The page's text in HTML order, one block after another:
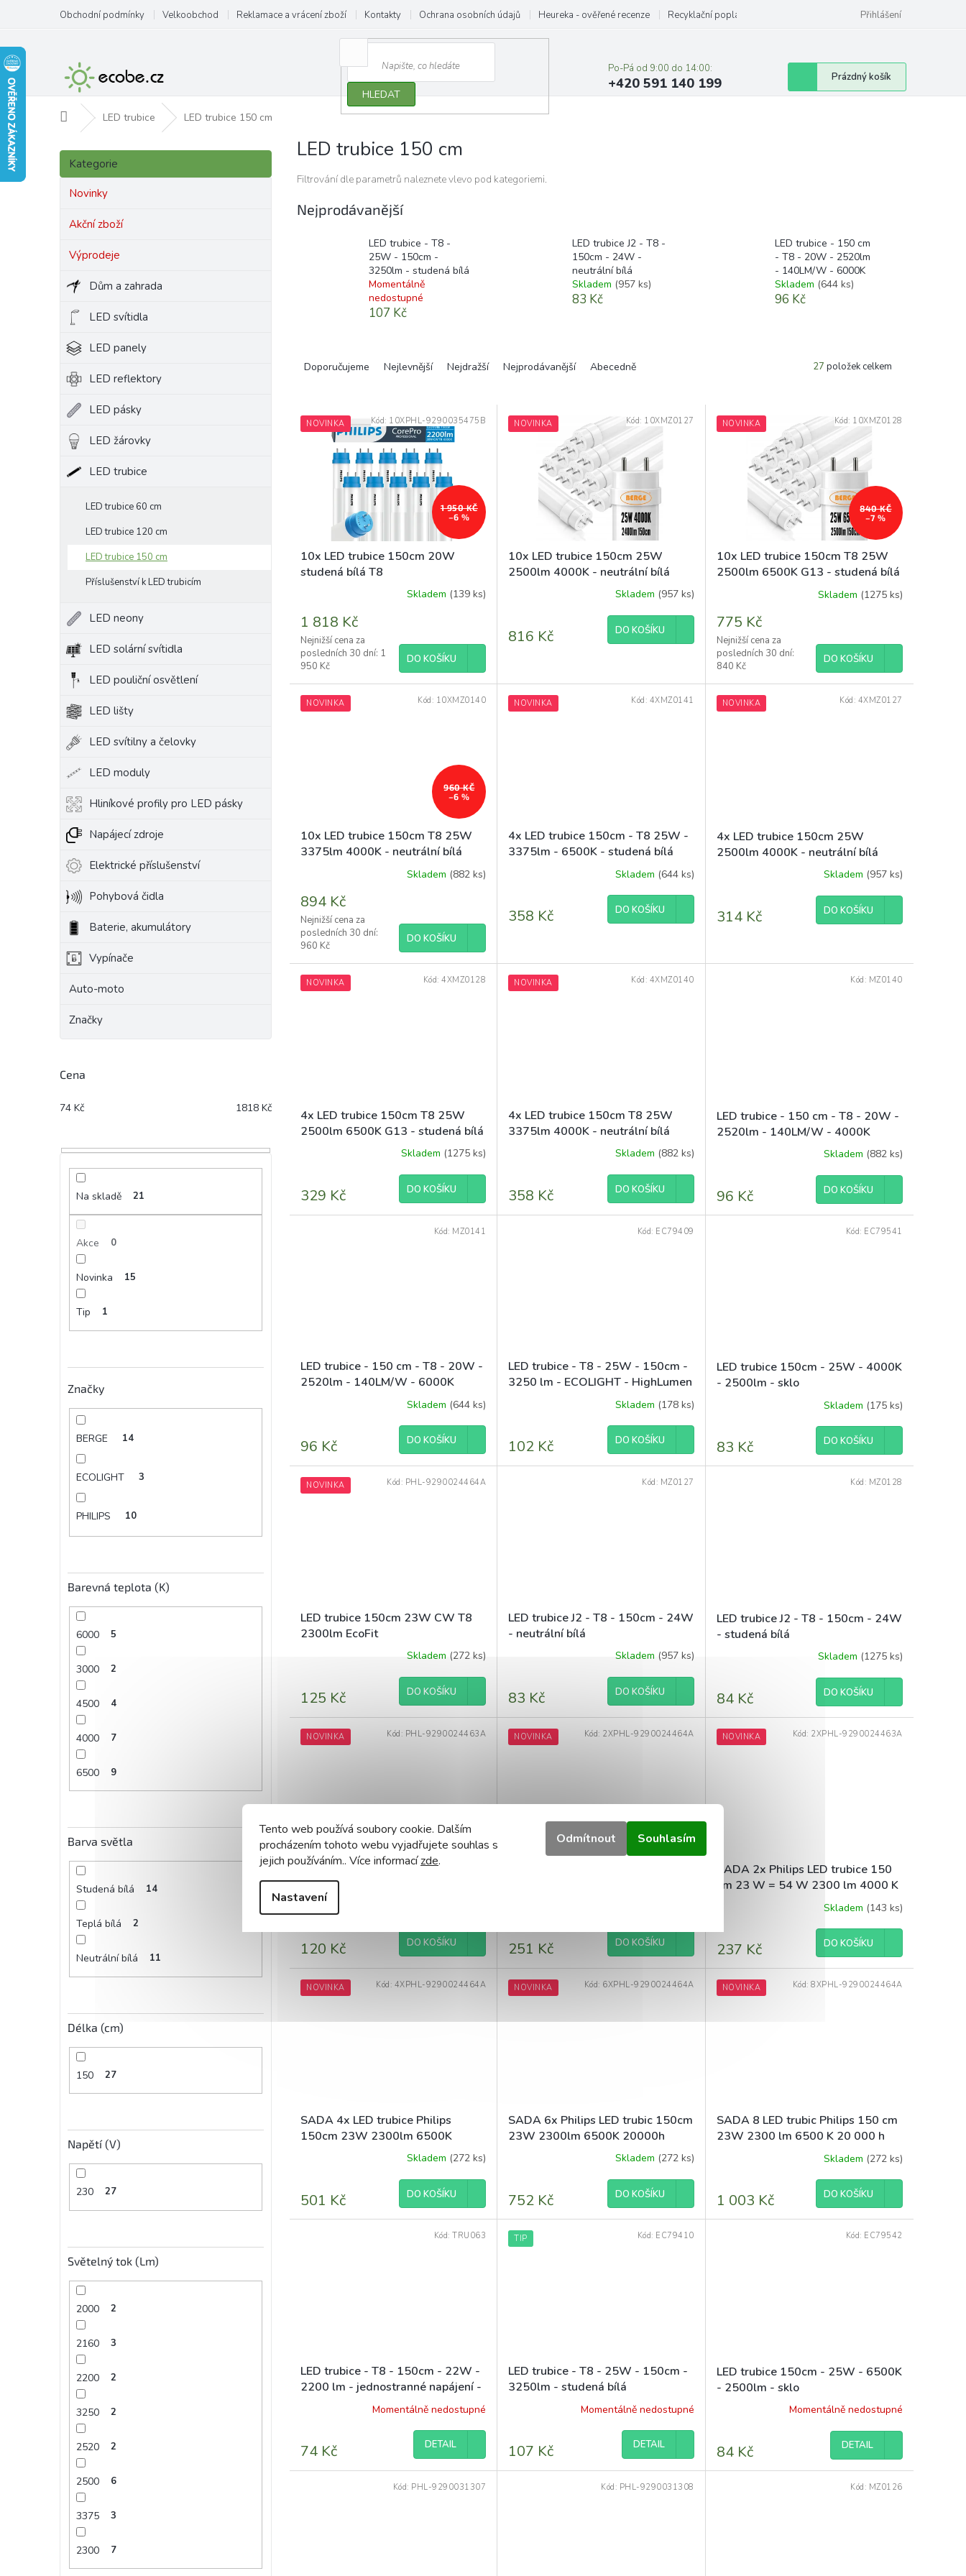
Tento web používá soubory cookie. Dalším
procházením tohoto webu vyjadřujete souhlas s
jejich používáním.. Více informacízde.
Nastavení
Odmítnout Souhlasím
obsah
Obchodní podmínky Velkoobchod Reklamace a vrácení zboží Kontakty Ochrana osobních údajů Heureka - ověřené recenze Recyklační poplatky Přihlášení
HLEDAT
Po-Pá od 9:00 do 14:00:
+420 591 140 199
Nákupní
košík
Prázdný košík
Domů LED trubice LED trubice 150 cm
P
s
p
Přeskočit
kategorie
Kategorie
Novinky
Akční zboží
Výprodeje
Dům a zahrada
LED svítidla
LED panely
LED reflektory
LED pásky
LED žárovky
LED trubice
LED trubice 60 cm
LED trubice 120 cm
LED trubice 150 cm
Příslušenství k LED trubicím
LED neony
LED solární svítidla
LED pouliční osvětlení
LED lišty
LED svítilny a čelovky
LED moduly
Hliníkové profily pro LED pásky
Napájecí zdroje
Elektrické příslušenství
Pohybová čidla
Baterie, akumulátory
Vypínače
Auto-moto
Značky
Cena
74 Kč 1818 Kč
Na skladě 21
Akce 0
Novinka 15
Tip 1
Značky
BERGE 14
ECOLIGHT 3
PHILIPS 10
Barevná teplota (K)
6000 5
3000 2
4500 4
4000 7
6500 9
Barva světla
Studená bílá 14
Teplá bílá 2
Neutrální bílá 11
Délka (cm)
150 27
Napětí (V)
230 27
Světelný tok (Lm)
2000 2
2160 3
2200 2
3250 2
2520 2
2500 6
3375 3
2300 7
LED trubice 150 cm
Filtrování dle parametrů naleznete vlevo pod kategoriemi.
Nejprodávanější
LED trubice - T8 -
25W - 150cm -
3250lm - studená bílá
Momentálně
nedostupné
107 Kč
LED trubice J2 - T8 -
150cm - 24W -
neutrální bílá
Skladem (957 ks)
83 Kč
LED trubice - 150 cm
- T8 - 20W - 2520lm
- 140LM/W - 6000K
Skladem (644 ks)
96 Kč
n
ů
Doporučujeme Nejlevnější Nejdražší Nejprodávanější Abecedně 27 položek celkem
V
ý
u
k
NOVINKA
1 950 KČ
–6 %
10x LED trubice 150cm 20W
studená bílá T8
produktu
je
5,0
z
Skladem (139 ks)
1 818 Kč
Nejnižší cena za
posledních 30 dní: 1
950 Kč
DO KOŠÍKU
Kód: 10XPHL-9290035475B NOVINKA
10x LED trubice 150cm 25W
2500lm 4000K - neutrální bílá
je
Skladem (957 ks)
816 Kč DO KOŠÍKU
Kód: 10XMZ0127 NOVINKA
840 KČ
–7 %
10x LED trubice 150cm T8 25W
2500lm 6500K G13 - studená bílá
produktu
je
5,0
z
hvězdiček.
Skladem (1275 ks)
775 Kč
Nejnižší cena za
posledních 30 dní:
840 Kč
DO KOŠÍKU
Kód: 10XMZ0128
NOVINKA
960 KČ
–6 %
10x LED trubice 150cm T8 25W
3375lm 4000K - neutrální bílá
produktu
je
5,0
z
hvězdiček.
Skladem (882 ks)
894 Kč
Nejnižší cena za
posledních 30 dní:
960 Kč
DO KOŠÍKU
Kód: 10XMZ0140 NOVINKA
4x LED trubice 150cm - T8 25W -
3375lm - 6500K - studená bílá
Skladem (644 ks)
358 Kč DO KOŠÍKU
Kód: 4XMZ0141 NOVINKA
4x LED trubice 150cm 25W
2500lm 4000K - neutrální bílá
je
Skladem (957 ks)
314 Kč DO KOŠÍKU
Kód: 4XMZ0127
NOVINKA
4x LED trubice 150cm T8 25W
2500lm 6500K G13 - studená bílá
Skladem (1275 ks)
329 Kč DO KOŠÍKU
Kód:4XMZ0128 NOVINKA
4x LED trubice 150cm T8 25W
3375lm 4000K - neutrální bílá
Skladem (882 ks)
358 Kč DO KOŠÍKU
Kód: 4XMZ0140
LED trubice - 150 cm - T8 - 20W -
2520lm - 140LM/W - 4000K
je
Skladem (882 ks)
96 Kč DO KOŠÍKU
Kód: MZ0140
LED trubice - 150 cm - T8 - 20W -
2520lm - 140LM/W - 6000K
Skladem (644 ks)
96 Kč DO KOŠÍKU
Kód: MZ0141
LED trubice - T8 - 25W - 150cm -
3250 lm - ECOLIGHT - HighLumen
Skladem (178 ks)
102 Kč DO KOŠÍKU
Kód: EC79409
LED trubice 150cm - 25W - 4000K
- 2500lm - sklo
je
Skladem (175 ks)
83 Kč DO KOŠÍKU
Kód: EC79541
NOVINKA
LED trubice 150cm 23W CW T8
2300lm EcoFit
Skladem (272 ks)
125 Kč DO KOŠÍKU
Kód: PHL-9290024464A
LED trubice J2 - T8 - 150cm - 24W
- neutrální bílá
Skladem (957 ks)
83 Kč DO KOŠÍKU
Kód: MZ0127
LED trubice J2 - T8 - 150cm - 24W
- studená bílá
Skladem (1275 ks)
84 Kč DO KOŠÍKU
Kód: MZ0128
NOVINKA
LED zářivková trubice 150cm 23W
4000K 2300lm EcoFiT
120 Kč DO KOŠÍKU
Kód: PHL-9290024463A NOVINKA
produktu
je
z
251 Kč DO KOŠÍKU
Kód: 2XPHL-9290024464A NOVINKA
SADA 2x Philips LED trubice 150
cm 23 W = 54 W 2300 lm 4000 K
produktu
je
z
5
Skladem (143 ks)
237 Kč DO KOŠÍKU
Kód: 2XPHL-9290024463A
NOVINKA
SADA 4x LED trubice Philips
150cm 23W 2300lm 6500K
je
Skladem (272 ks)
501 Kč DO KOŠÍKU
Kód: 4XPHL-9290024464A NOVINKA
SADA 6x Philips LED trubic 150cm
23W 2300lm 6500K 20000h
Skladem (272 ks)
752 Kč DO KOŠÍKU
Kód: 6XPHL-9290024464A NOVINKA
SADA 8 LED trubic Philips 150 cm
23W 2300 lm 6500 K 20 000 h
je
Skladem (272 ks)
1 003 Kč DO KOŠÍKU
Kód:8XPHL-9290024464A
LED trubice - T8 - 150cm - 22W -
2200 lm - jednostranné napájení -
Momentálně nedostupné
74 Kč DETAIL
Kód:TRU063 TIP
LED trubice - T8 - 25W - 150cm -
3250lm - studená bílá
Momentálně nedostupné
107 Kč DETAIL
Kód: EC79410
LED trubice 150cm - 25W - 6500K
- 2500lm - sklo
Momentálně nedostupné
84 Kč DETAIL
Kód: EC79542
Kód: PHL-9290031307 Kód: PHL-9290031308 Kód: MZ0126